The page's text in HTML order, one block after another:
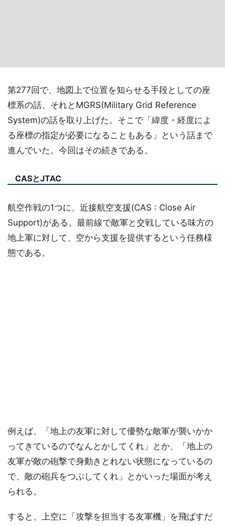
第277回で、地図上で位置を知らせる手段としての座
標系の話、それとMGRS(Military Grid Reference
System)の話を取り上げた。そこで「緯度・経度によ
る座標の指定が必要になることもある」という話まで
進んでいた。今回はその続きである。
CASとJTAC
航空作戦の1つに、近接航空支援(CAS : Close Air
Support)がある。最前線で敵軍と交戦している味方の
地上軍に対して、空から支援を提供するという任務様
態である。
例えば、「地上の友軍に対して優勢な敵軍が襲いかか
ってきているのでなんとかしてくれ」とか、「地上の
友軍が敵の砲撃で身動きとれない状態になっているの
で、敵の砲兵をつぶしてくれ」とかいった場面が考え
られる。
すると、上空に「攻撃を担当する友軍機」を飛ばすだ